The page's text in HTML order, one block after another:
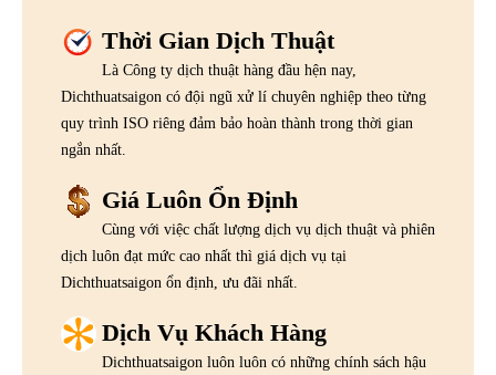
Thời Gian Dịch Thuật
Là Công ty dịch thuật hàng đầu hện nay,
Dichthuatsaigon có đội ngũ xử lí chuyên nghiệp theo từng
quy trình ISO riêng đảm bảo hoàn thành trong thời gian
ngắn nhất.
Giá Luôn Ổn Định
Cùng với việc chất lượng dịch vụ dịch thuật và phiên
dịch luôn đạt mức cao nhất thì giá dịch vụ tại
Dichthuatsaigon ổn định, ưu đãi nhất.
Dịch Vụ Khách Hàng
Dichthuatsaigon luôn luôn có những chính sách hậu